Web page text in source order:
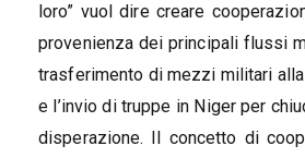
loro” vuol dire creare
provenienza dei principali flussi
trasferimento di mezzi militari
e l’invio di truppe in Niger per
disperazione. Il concetto di